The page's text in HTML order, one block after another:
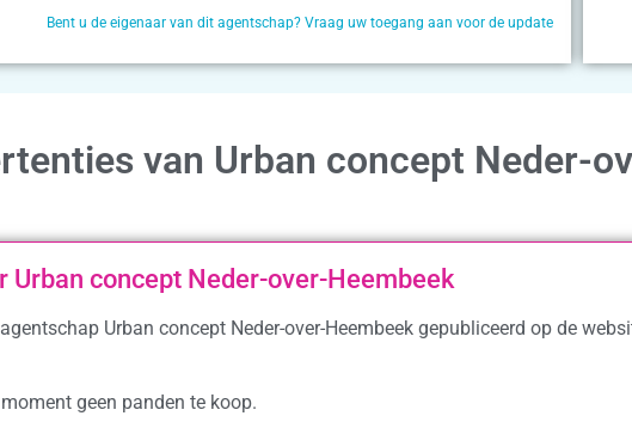
Bent u de eigenaar van dit agentschap? Vraag uw toegang aan voor de update
van Urban concept Neder-
Urban concept Neder-over-Heembeek
Urban concept Neder-over-Heembeek gepubliceerd op de
geen panden te koop.